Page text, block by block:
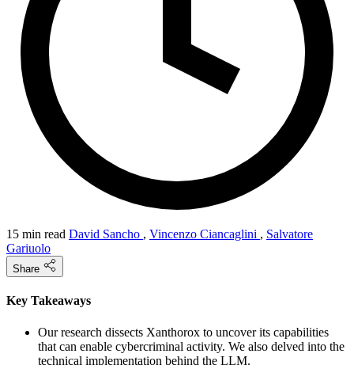
15 min read David Sancho , Vincenzo Ciancaglini , Salvatore
Gariuolo
Share
Key Takeaways
Our research dissects Xanthorox to uncover its capabilities
that can enable cybercriminal activity. We also delved into the
technical implementation behind the LLM.